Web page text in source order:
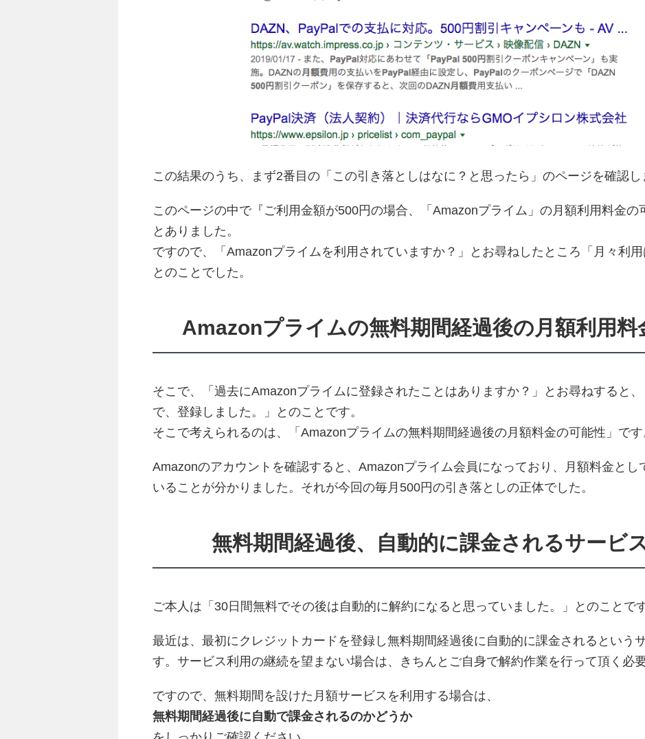
この結果のうち、まず2番目の「この引き落としはなに？と思ったら」のページを確認し
このページの中で『ご利用金額が500円の場合、「Amazonプライム」の月額利用料金の
とありました。
ですので、「Amazonプライムを利用されていますか？」とお尋ねしたところ「月々利用
とのことでした。
Amazonプライムの無料期間経過後の月額利用料
そこで、「過去にAmazonプライムに登録されたことはありますか？」とお尋ねすると
で、登録しました。」とのことです。
そこで考えられるのは、「Amazonプライムの無料期間経過後の月額料金の可能性」です
Amazonのアカウントを確認すると、Amazonプライム会員になっており、月額料金とし
いることが分かりました。それが今回の毎月500円の引き落としの正体でした。
無料期間経過後、自動的に課金されるサービ
ご本人は「30日間無料でその後は自動的に解約になると思っていました。」とのことです
最近は、最初にクレジットカードを登録し無料期間経過後に自動的に課金されるという
す。サービス利用の継続を望まない場合は、きちんとご自身で解約作業を行って頂く必要
ですので、無料期間を設けた月額サービスを利用する場合は、
無料期間経過後に自動で課金されるのかどうか